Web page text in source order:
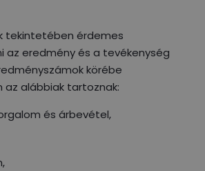
tekintetében érdemes
az eredmény és a tevékenység
körébe
az alábbiak tartoznak:
és árbevétel,